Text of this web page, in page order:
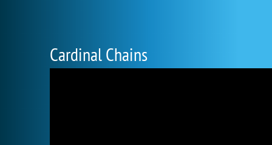
Cardinal Chains